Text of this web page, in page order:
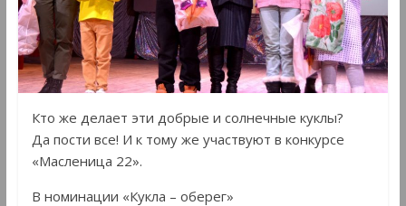
Кто же делает эти добрые и солнечные куклы?
Да пости все! И к тому же участвуют в конкурсе
«Масленица 22».
В номинации «Кукла – оберег»